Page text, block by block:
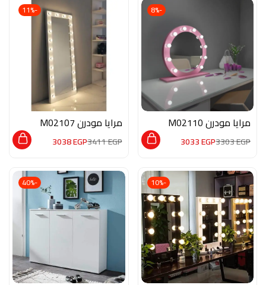
-8%
مرايا مودرن M02110
3303EGP
3033EGP
-11%
مرايا مودرن M02107
3411EGP
3038EGP
-10%
-40%